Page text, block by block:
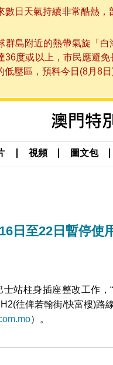
數日天氣持續非常酷熱
群島附近的熱帶氣旋「
36度或以上，市民應避
低壓區，預料今日(8月8
視頻 圖文包
日至22日暫停使
站柱身插座整改工作
往俾若翰街/快富樓)路
）。